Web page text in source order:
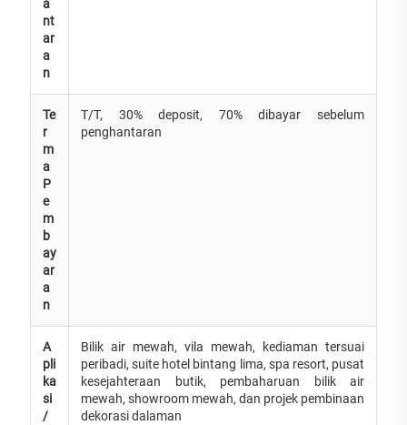
a
nt
ar
a
n
Te
r
m
a
P
e
m
b
ay
ar
a
n
T/T, 30% deposit, 70% dibayar sebelum
penghantaran
A
pli
ka
si
/
Bilik air mewah, vila mewah, kediaman tersuai
peribadi, suite hotel bintang lima, spa resort, pusat
kesejahteraan butik, pembaharuan bilik air
mewah, showroom mewah, dan projek pembinaan
dekorasi dalaman